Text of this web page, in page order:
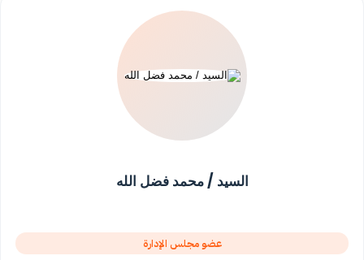
السيد / محمد فضل الله
عضو مجلس الإدارة